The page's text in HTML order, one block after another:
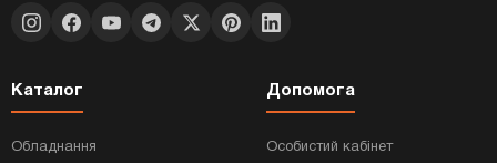
Каталог
Обладнання
Допомога
Особистий кабінет